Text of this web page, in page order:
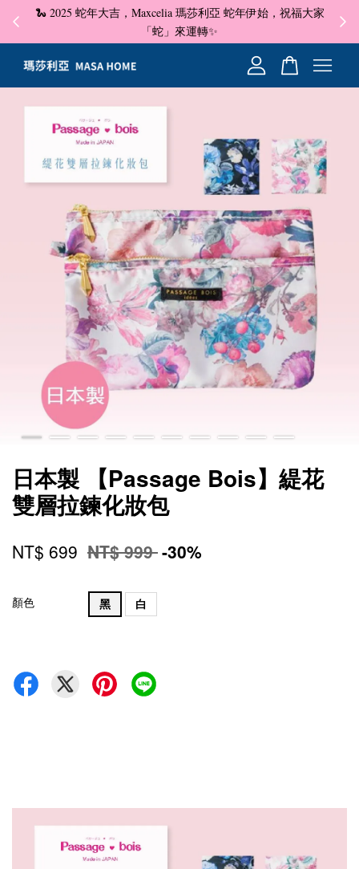
🐍 2025 蛇年大吉，Maxcelia 瑪莎利亞 蛇年伊始，祝福大家
「蛇」來運轉✨
✦
日本製 【Passage Bois】緹花
雙層拉鍊化妝包
NT$ 699 NT$ 999-30%
顏色 黑 白
您的購物車目前還是空的。